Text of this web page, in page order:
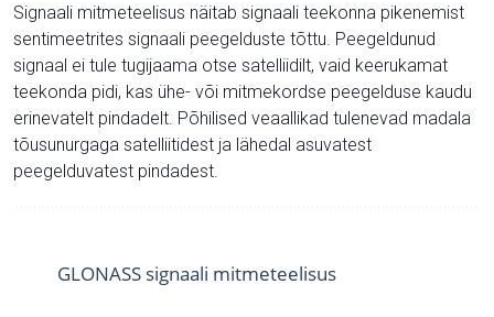
Signaali mitmeteelisus näitab signaali teekonna pikenemist
sentimeetrites signaali peegelduste tõttu. Peegeldunud
signaal ei tule tugijaama otse satelliidilt, vaid keerukamat
teekonda pidi, kas ühe- või mitmekordse peegelduse kaudu
erinevatelt pindadelt. Põhilised veaallikad tulenevad madala
tõusunurgaga satelliitidest ja lähedal asuvatest
peegelduvatest pindadest.
GLONASS signaali mitmeteelisus